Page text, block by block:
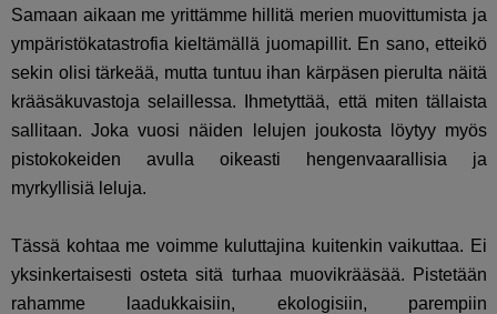
Samaan aikaan me yrittämme hillitä merien muovittumista ja
ympäristökatastrofia kieltämällä juomapillit. En sano, etteikö
sekin olisi tärkeää, mutta tuntuu ihan kärpäsen pierulta näitä
krääsäkuvastoja selaillessa. Ihmetyttää, että miten tällaista
sallitaan. Joka vuosi näiden lelujen joukosta löytyy myös
pistokokeiden avulla oikeasti hengenvaarallisia ja
myrkyllisiä leluja.
Tässä kohtaa me voimme kuluttajina kuitenkin vaikuttaa. Ei
yksinkertaisesti osteta sitä turhaa muovikrääsää. Pistetään
rahamme laadukkaisiin, ekologisiin, parempiin